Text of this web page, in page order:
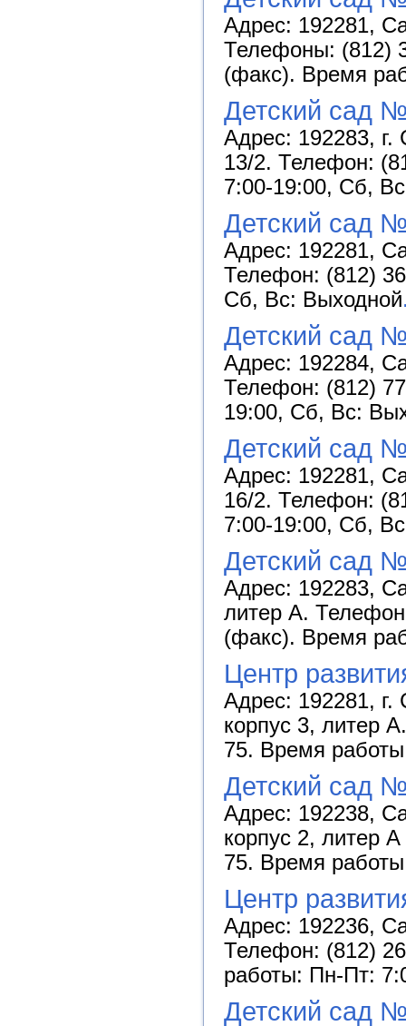
Адрес: 192281,
Телефоны: (812)
(факс). Время
Детский сад
Адрес: 192283, г.
13/2. Телефон:
7:00-19:00, Сб,
Детский сад
Адрес: 192281,
Телефон: (812)
Сб, Вс: Выходной
Детский сад
Адрес: 192284,
Телефон: (812)
19:00, Сб, Вс:
Детский сад
Адрес: 192281,
16/2. Телефон:
7:00-19:00, Сб,
Детский сад
Адрес: 192283,
литер А.
(факс). Время
Центр
Адрес: 192281, г.
корпус 3, литер
75. Время
Детский сад
Адрес: 192238,
корпус 2, литер
75. Время
Центр
Адрес: 192236,
Телефон: (812)
работы: Пн-Пт:
Детский сад